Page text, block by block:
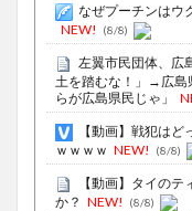
なぜプーチンはウ
NEW!
(8/8)
左翼市民団体、広
土を踏むな！」→広島
らが広島県民じゃ」
【動画】戦犯は
ｗｗｗｗ NEW! (8/8)
【動画】タイの
か？ NEW! (8/8)